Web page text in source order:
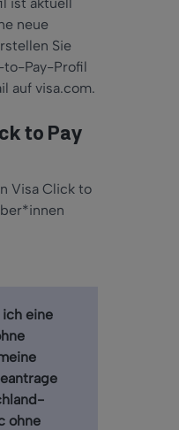
neue
Sie
Pay-Profil
auf visa.com.
to Pay
Visa Click to
eine
ohne